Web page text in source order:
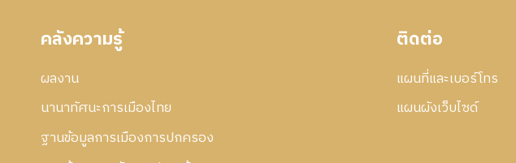
คลังความรู้
ผลงาน
นานาทัศนะการเมืองไทย
ฐานข้อมูลการเมืองการปกครอง
ติดต่อ
แผนที่และเบอร์โทร
แผนผังเว็บไซด์